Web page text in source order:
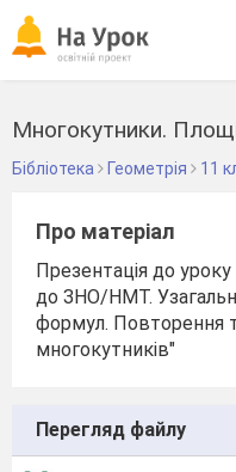
Многокутники.
Бібліотека Геометрія 11
Про матеріал
Презентація до
до ЗНО/НМТ.
формул. Повторення
многокутників"
Перегляд файлу